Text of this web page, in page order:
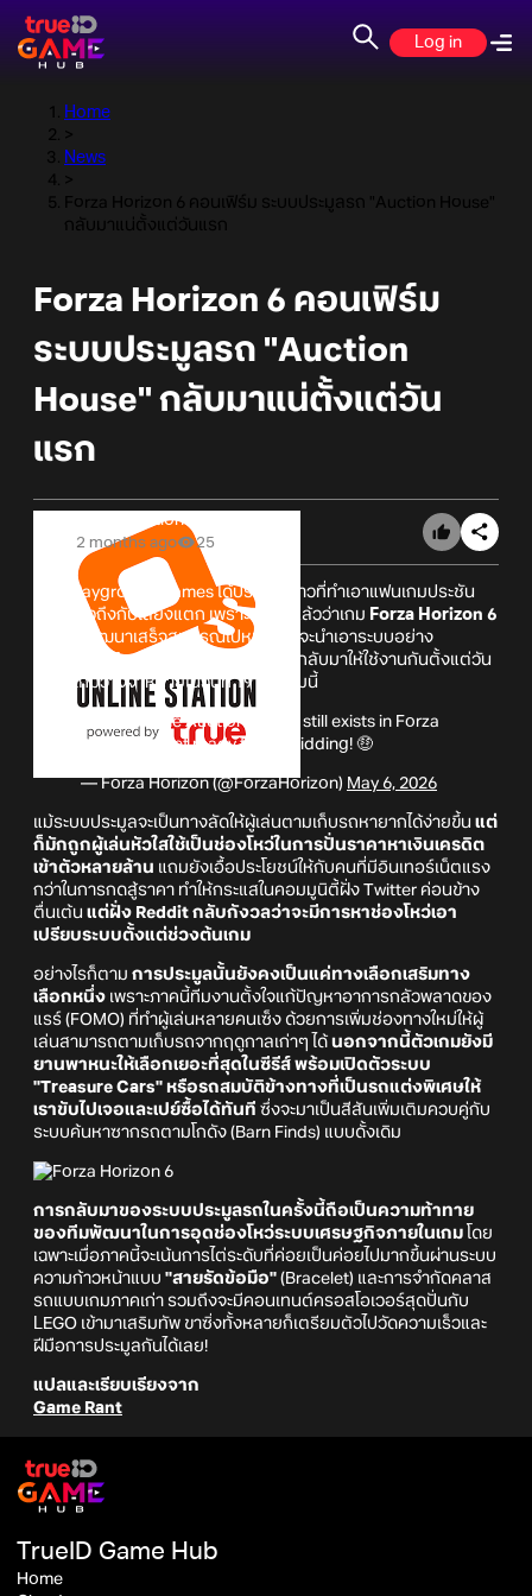
Log in
Home
>
News
>
Forza Horizon 6 คอนเฟิร์ม ระบบประมูลรถ "Auction House"
กลับมาแน่ตั้งแต่วันแรก
Forza Horizon 6 คอนเฟิร์ม
ระบบประมูลรถ "Auction
House" กลับมาแน่ตั้งแต่วัน
แรก
Online Station
2 months ago
25
วันนี้ Playground Games ได้ประกาศข่าวที่ทำเอาแฟนเกมประชัน
ความเร็วถึงกับเสียงแตก เพราะยืนยันแล้วว่าเกม Forza Horizon 6
ที่เพิ่งจะพัฒนาเสร็จสมบูรณ์ไปหมาด ๆ จะนำเอาระบบอย่าง
"Auction House"
หรือโรงประมูลรถ กลับมาให้ใช้งานกันตั้งแต่วัน
แรกที่เกมวางจำหน่ายในวันที่ 19 มีนาคมนี้
PSA: Yes, the Auction House still exists in Forza
Horizon 6. Get ready to get bidding! 🤑
— Forza Horizon (@ForzaHorizon) May 6, 2026
แม้ระบบประมูลจะเป็นทางลัดให้ผู้เล่นตามเก็บรถหายากได้ง่ายขึ้น แต่
ก็มักถูกผู้เล่นหัวใสใช้เป็นช่องโหว่ในการปั่นราคาหาเงินเครดิต
เข้าตัวหลายล้าน แถมยังเอื้อประโยชน์ให้กับคนที่มีอินเทอร์เน็ตแรง
กว่าในการกดสู้ราคา ทำให้กระแสในคอมมูนิตี้ฝั่ง Twitter ค่อนข้าง
ตื่นเต้น แต่ฝั่ง Reddit กลับกังวลว่าจะมีการหาช่องโหว่เอา
เปรียบระบบตั้งแต่ช่วงต้นเกม
อย่างไรก็ตาม การประมูลนั้นยังคงเป็นแค่ทางเลือกเสริมทาง
เลือกหนึ่ง เพราะภาคนี้ทีมงานตั้งใจแก้ปัญหาอาการกลัวพลาดของ
แรร์ (FOMO) ที่ทำผู้เล่นหลายคนเซ็ง ด้วยการเพิ่มช่องทางใหม่ให้ผู้
เล่นสามารถตามเก็บรถจากฤดูกาลเก่าๆ ได้ นอกจากนี้ตัวเกมยังมี
ยานพาหนะให้เลือกเยอะที่สุดในซีรีส์ พร้อมเปิดตัวระบบ
"Treasure Cars" หรือรถสมบัติข้างทางที่เป็นรถแต่งพิเศษให้
เราขับไปเจอและเปย์ซื้อได้ทันที ซึ่งจะมาเป็นสีสันเพิ่มเติมควบคู่กับ
ระบบค้นหาซากรถตามโกดัง (Barn Finds) แบบดั้งเดิม
การกลับมาของระบบประมูลรถในครั้งนี้ถือเป็นความท้าทาย
ของทีมพัฒนาในการอุดช่องโหว่ระบบเศรษฐกิจภายในเกม โดย
เฉพาะเมื่อภาคนี้จะเน้นการไต่ระดับที่ค่อยเป็นค่อยไปมากขึ้นผ่านระบบ
ความก้าวหน้าแบบ "สายรัดข้อมือ" (Bracelet) และการจำกัดคลาส
รถแบบเกมภาคเก่า รวมถึงจะมีคอนเทนต์ครอสโอเวอร์สุดปั่นกับ
LEGO เข้ามาเสริมทัพ ขาซิ่งทั้งหลายก็เตรียมตัวไปวัดความเร็วและ
ฝีมือการประมูลกันได้เลย!
แปลและเรียบเรียงจาก
Game Rant
TrueID Game Hub
Home